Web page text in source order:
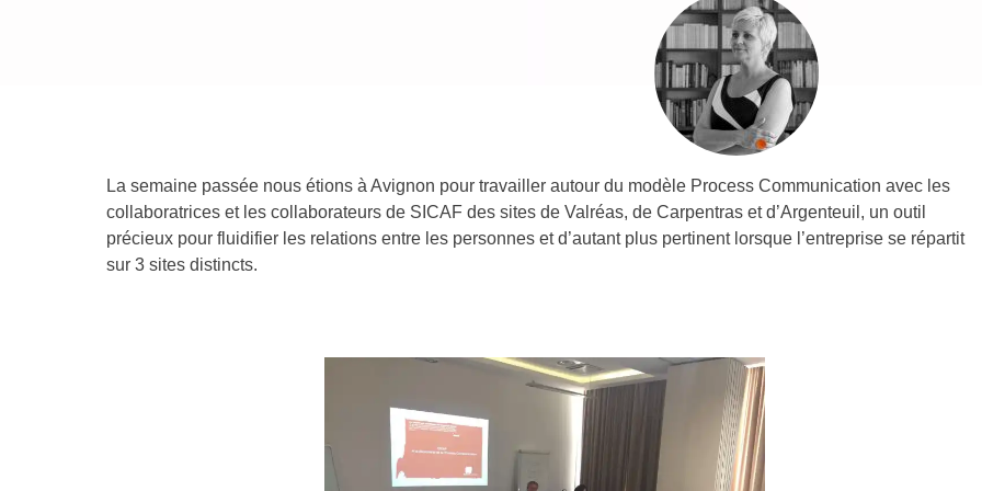
La semaine passée nous étions à Avignon pour travailler autour du modèle Process Communication avec les
collaboratrices et les collaborateurs de SICAF des sites de Valréas, de Carpentras et d’Argenteuil, un outil
précieux pour fluidifier les relations entre les personnes et d’autant plus pertinent lorsque l’entreprise se répartit
sur 3 sites distincts.